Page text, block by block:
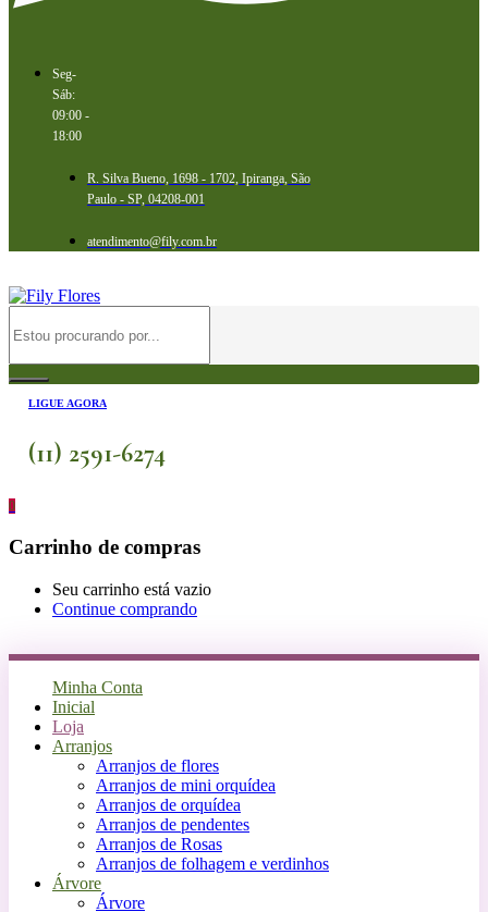
Seg-
Sáb:
09:00 -
18:00
R. Silva Bueno, 1698 - 1702, Ipiranga, São
Paulo - SP, 04208-001
atendimento@fily.com.br
LIGUE AGORA
(11) 2591-6274
0
Carrinho de compras
Seu carrinho está vazio
Continue comprando
Minha Conta
Inicial
Loja
Arranjos
Arranjos de flores
Arranjos de mini orquídea
Arranjos de orquídea
Arranjos de pendentes
Arranjos de Rosas
Arranjos de folhagem e verdinhos
Árvore
Árvore